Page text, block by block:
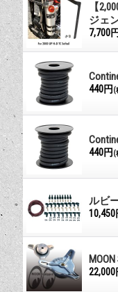
【
ジェ
7,700円
440円 (
440円 (
ルビ
10,450
22,000